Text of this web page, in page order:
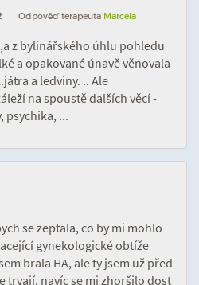
| Odpověď terapeuta Marcela
z bylinářského úhlu pohledu
a opakované únavě věnovala
a ledviny. .. Ale
na spoustě dalších věcí -
psychika, ...
se zeptala, co by mi mohlo
gynekologické obtíže
brala HA, ale ty jsem už před
trvají, navíc se mi zhoršilo dost